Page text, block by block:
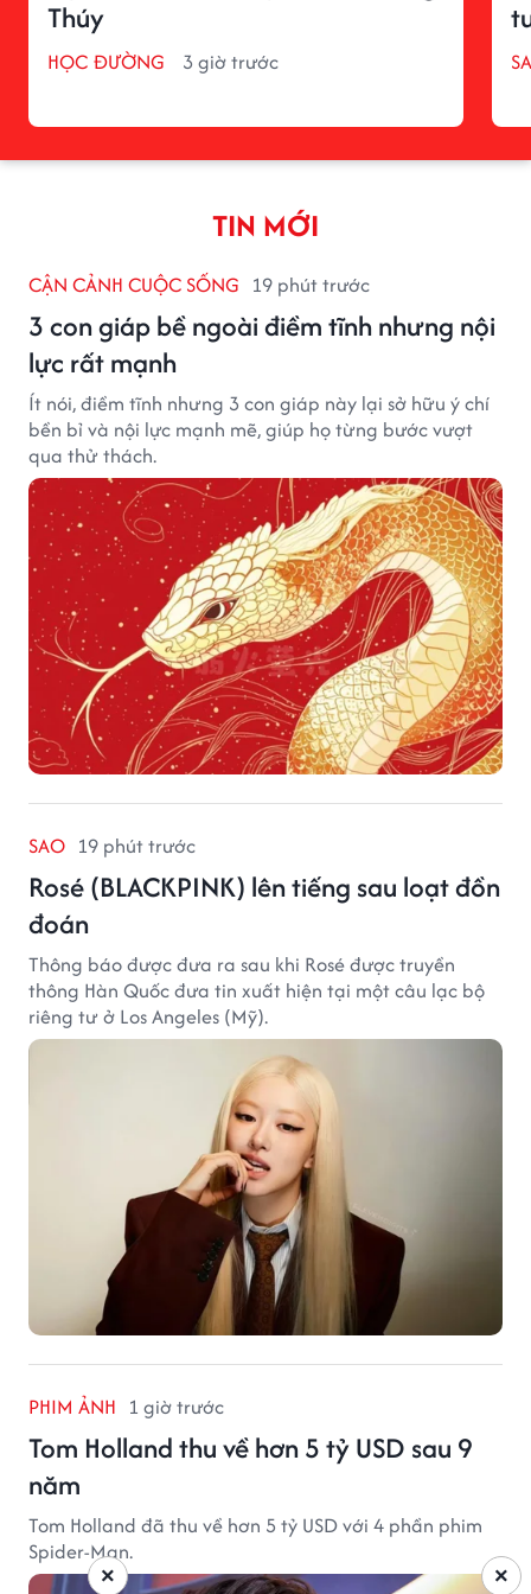
Thúy
HỌC ĐƯỜNG 3 giờ trước
TIN MỚI
CẬN CẢNH CUỘC SỐNG 19 phút trước
3 con giáp bề ngoài điềm tĩnh nhưng nội
lực rất mạnh
Ít nói, điềm tĩnh nhưng 3 con giáp này lại sở hữu ý chí
bền bỉ và nội lực mạnh mẽ, giúp họ từng bước vượt
qua thử thách.
SAO 19 phút trước
Rosé (BLACKPINK) lên tiếng sau loạt đồn
đoán
Thông báo được đưa ra sau khi Rosé được truyền
thông Hàn Quốc đưa tin xuất hiện tại một câu lạc bộ
riêng tư ở Los Angeles (Mỹ).
PHIM ẢNH 1 giờ trước
Tom Holland thu về hơn 5 tỷ USD sau 9
năm
Tom Holland đã thu về hơn 5 tỷ USD với 4 phần phim
Spider-Man.
×
×